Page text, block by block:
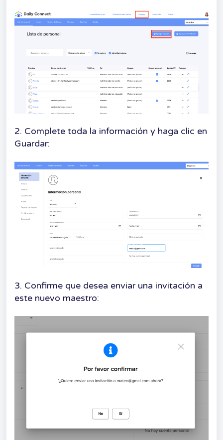
2. Complete toda la información y haga clic en
Guardar:
3. Confirme que desea enviar una invitación a
este nuevo maestro: